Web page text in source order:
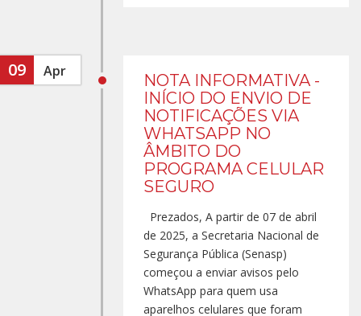
09 Apr
NOTA INFORMATIVA -
INÍCIO DO ENVIO DE
NOTIFICAÇÕES VIA
WHATSAPP NO
ÂMBITO DO
PROGRAMA CELULAR
SEGURO
Prezados, A partir de 07 de abril
de 2025, a Secretaria Nacional de
Segurança Pública (Senasp)
começou a enviar avisos pelo
WhatsApp para quem usa
aparelhos celulares que foram